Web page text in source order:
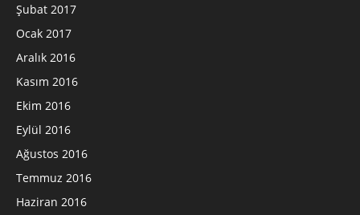
Şubat 2017
Ocak 2017
Aralık 2016
Kasım 2016
Ekim 2016
Eylül 2016
Ağustos 2016
Temmuz 2016
Haziran 2016